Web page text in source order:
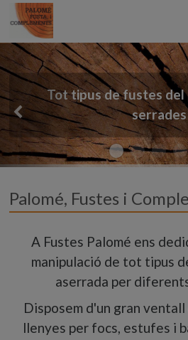
país en tronc i
Palomé, Fustes i
A Fustes Palomé ens
manipulació de tot tipus
aserrada per
Disposem d'un gran
llenyes per focs, estufes i